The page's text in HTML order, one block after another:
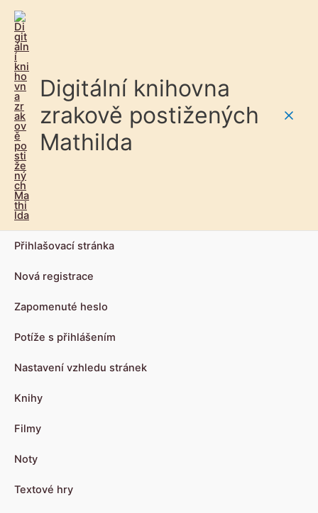
Digitální knihovna
zrakově postižených
Mathilda
Přihlašovací stránka
Nová registrace
Zapomenuté heslo
Potíže s přihlášením
Nastavení vzhledu stránek
Knihy
Filmy
Noty
Textové hry